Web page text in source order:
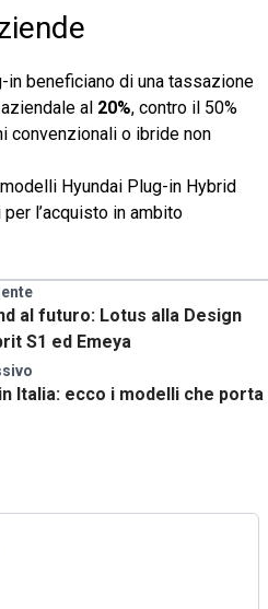
beneficiano di una tassazione
al 20%, contro il 50%
convenzionali o ibride non
Hyundai Plug-in Hybrid
l’acquisto in ambito
al futuro: Lotus alla Design
S1 ed Emeya
Italia: ecco i modelli che porta